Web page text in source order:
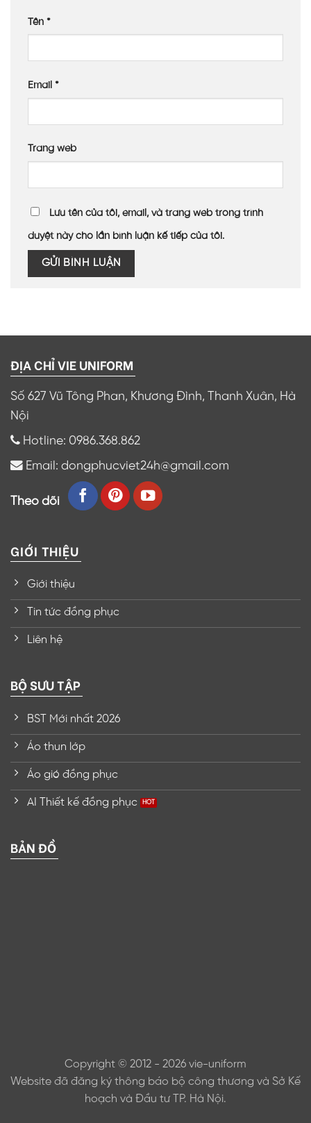
Tên *
Email *
Trang web
Lưu tên của tôi, email, và trang web trong trình
duyệt này cho lần bình luận kế tiếp của tôi.
ĐỊA CHỈ VIE UNIFORM
Số 627 Vũ Tông Phan, Khương Đình, Thanh Xuân, Hà
Nội
Hotline: 0986.368.862
Email: dongphucviet24h@gmail.com
Theo dõi
GIỚI THIỆU
Giới thiệu
Tin tức đồng phục
Liên hệ
BỘ SƯU TẬP
BST Mới nhất 2026
Áo thun lớp
Áo gió đồng phục
AI Thiết kế đồng phục
BẢN ĐỒ
Copyright © 2012 - 2026 vie-uniform
Website đã đăng ký thông báo bộ công thương và Sở Kế
hoạch và Đầu tư TP. Hà Nội.